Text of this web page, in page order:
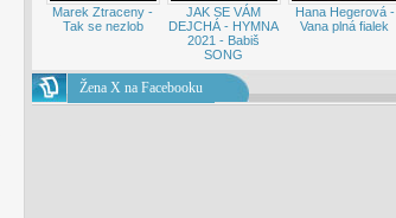
Hana Hegerová -
Vana plná fialek
JAK SE VÁM
DEJCHÁ - HYMNA
2021 - Babiš
SONG
Marek Ztraceny -
Tak se nezlob
Žena X na Facebooku